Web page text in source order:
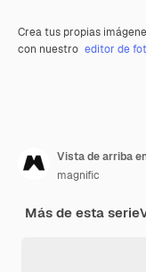
Crea tus propias
con nuestro editor de
Vista de arriba
magnific
Más de esta serie